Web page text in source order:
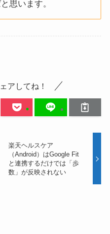
思います。
アしてね！
楽天ヘルスケア
（Android）はGoogle Fit
と連携するだけでは「歩
数」が反映されない